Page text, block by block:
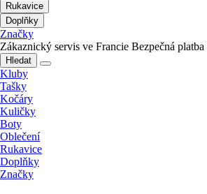
Rukavice
Doplňky
Značky
Zákaznický servis ve Francie Bezpečná platba
Hledat
Kluby
Tašky
Kočáry
Kuličky
Boty
Oblečení
Rukavice
Doplňky
Značky